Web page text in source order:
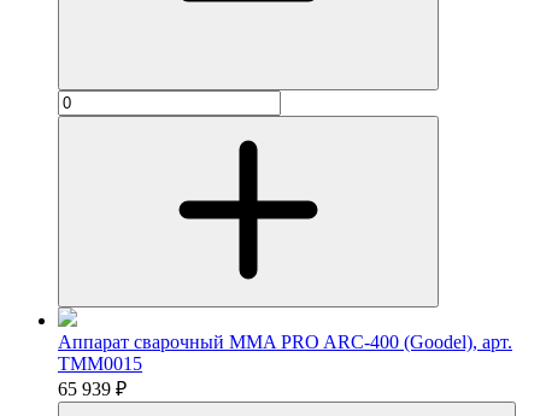
Аппарат сварочный MMA PRO ARC-400 (Goodel), арт.
TMM0015
65 939 ₽